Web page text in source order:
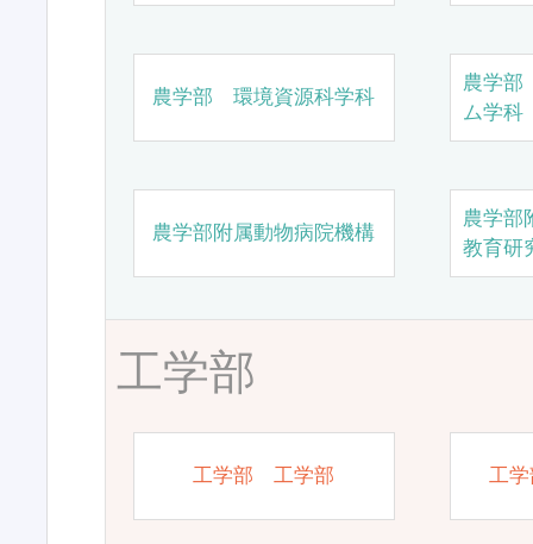
農学部 環境資源科学科
農学
ム学科
農学部附属動物病院機構
農学部
教育研
工学部
工学部 工学部 工